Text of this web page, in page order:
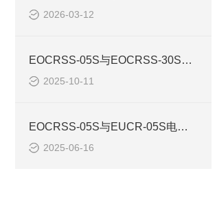
2026-03-12
EOCRSS-05S与EOCRSS-30S保护器区别
2025-10-11
EOCRSS-05S与EUCR-05S电动机保护器区别
2025-06-16